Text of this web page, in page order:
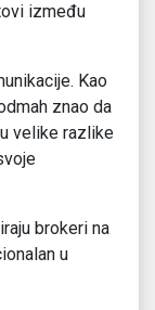
između
Kao
znao da
velike razlike
brokeri na
u